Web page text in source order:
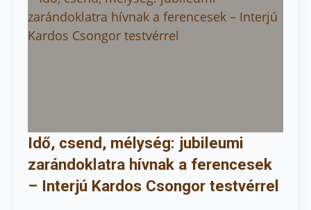
Idő, csend, mélység: jubileumi
zarándoklatra hívnak a ferencesek
– Interjú Kardos Csongor testvérrel